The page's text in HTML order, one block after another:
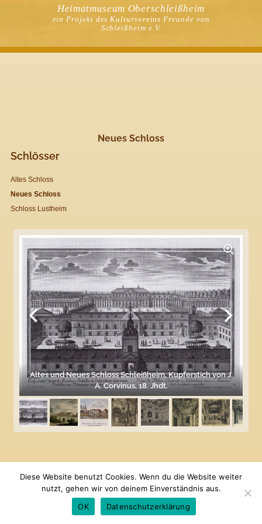
Heimatmuseum Oberschleißheim
ein Projekt des Kulturvereins Freunde von
Schleißheim e.V.
Neues Schloss
Schlösser
Altes Schloss
Neues Schloss
Schloss Lustheim
Altes und Neues Schloss Schleißheim, Kupferstich von J.
A. Corvinus, 18. Jhdt.
Diese Website benutzt Cookies. Wenn du die Website weiter
nutzt, gehen wir von deinem Einverständnis aus.
OK
Datenschutzerklärung